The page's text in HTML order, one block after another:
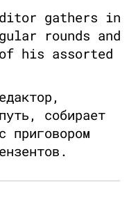
gathers in
rounds and
his assorted
собирает
приговором